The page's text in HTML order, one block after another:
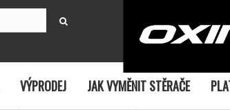
VÝPRODEJ JAK VYMĚNIT STĚRAČE